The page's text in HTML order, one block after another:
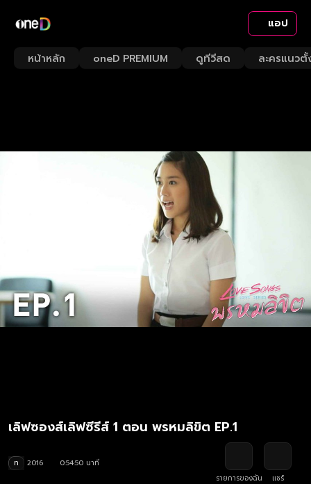
แอป
หน้าหลัก oneD PREMIUM ดูทีวีสด ละครแนวตั้
เลิฟซองส์เลิฟซีรีส์ 1 ตอน พรหมลิขิต EP.1
ท 2016
0:54:50 นาที
รายการของฉัน
แชร์